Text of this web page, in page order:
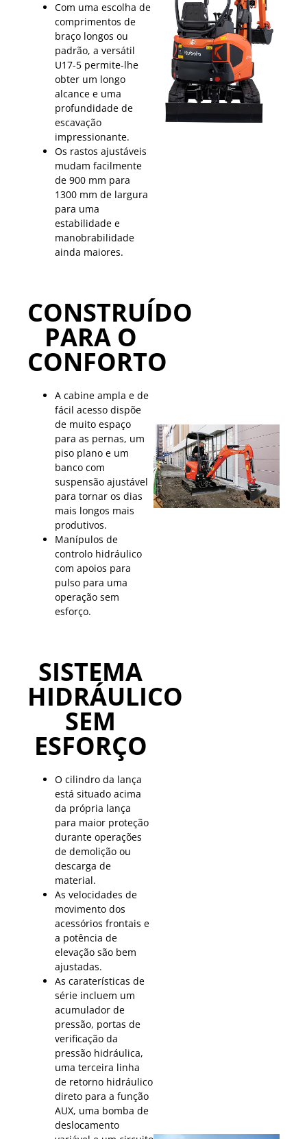
Com uma escolha de
comprimentos de
braço longos ou
padrão, a versátil
U17-5 permite-lhe
obter um longo
alcance e uma
profundidade de
escavação
impressionante.
Os rastos ajustáveis
mudam facilmente
de 900 mm para
1300 mm de largura
para uma
estabilidade e
manobrabilidade
ainda maiores.
CONSTRUÍDO
PARA O
CONFORTO
A cabine ampla e de
fácil acesso dispõe
de muito espaço
para as pernas, um
piso plano e um
banco com
suspensão ajustável
para tornar os dias
mais longos mais
produtivos.
Manípulos de
controlo hidráulico
com apoios para
pulso para uma
operação sem
esforço.
SISTEMA
HIDRÁULICO
SEM
ESFORÇO
O cilindro da lança
está situado acima
da própria lança
para maior proteção
durante operações
de demolição ou
descarga de
material.
As velocidades de
movimento dos
acessórios frontais e
a potência de
elevação são bem
ajustadas.
As caraterísticas de
série incluem um
acumulador de
pressão, portas de
verificação da
pressão hidráulica,
uma terceira linha
de retorno hidráulico
direto para a função
AUX, uma bomba de
deslocamento